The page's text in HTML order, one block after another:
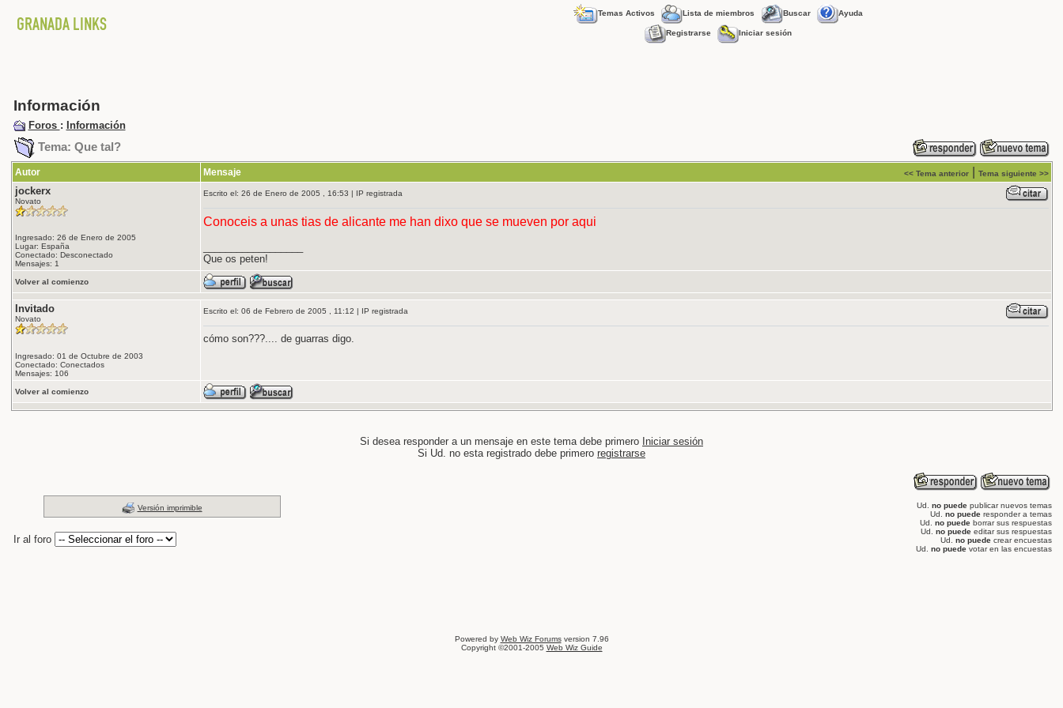
Temas Activos Lista de miembros Buscar Ayuda
Registrarse Iniciar sesión
Información
Foros : Información
Tema: Que tal?
Autor Mensaje << Tema anterior| Tema siguiente >>
jockerx
Novato
Ingresado: 26 de Enero de 2005
Lugar: España
Conectado: Desconectado
Mensajes: 1
Escrito el: 26 de Enero de 2005 , 16:53 | IP registrada
Conoceis a unas tias de alicante me han dixo que se mueven por aqui
Que os peten!
Volver al comienzo
Invitado
Novato
Ingresado: 01 de Octubre de 2003
Conectado: Conectados
Mensajes: 106
Escrito el: 06 de Febrero de 2005 , 11:12 | IP registrada
cómo son???.... de guarras digo.
Volver al comienzo
Si desea responder a un mensaje en este tema debe primero Iniciar sesión
Si Ud. no esta registrado debe primero registrarse
Versión imprimible
Ir al foro
Ud. no puedepublicar nuevos temas
Ud. no puederesponder a temas
Ud. no puedeborrar sus respuestas
Ud. no puedeeditar sus respuestas
Ud. no puedecrear encuestas
Ud. no puedevotar en las encuestas
Powered by Web Wiz Forumsversion 7.96
Copyright ©2001-2005 Web Wiz Guide